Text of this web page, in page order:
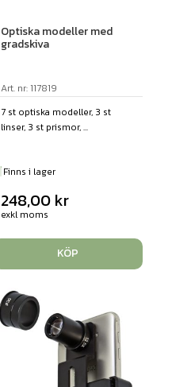
Optiska modeller med
gradskiva
Art. nr: 117819
7 st optiska modeller, 3 st
linser, 3 st prismor, ...
Finns i lager
248,00 kr
exkl moms
KÖP